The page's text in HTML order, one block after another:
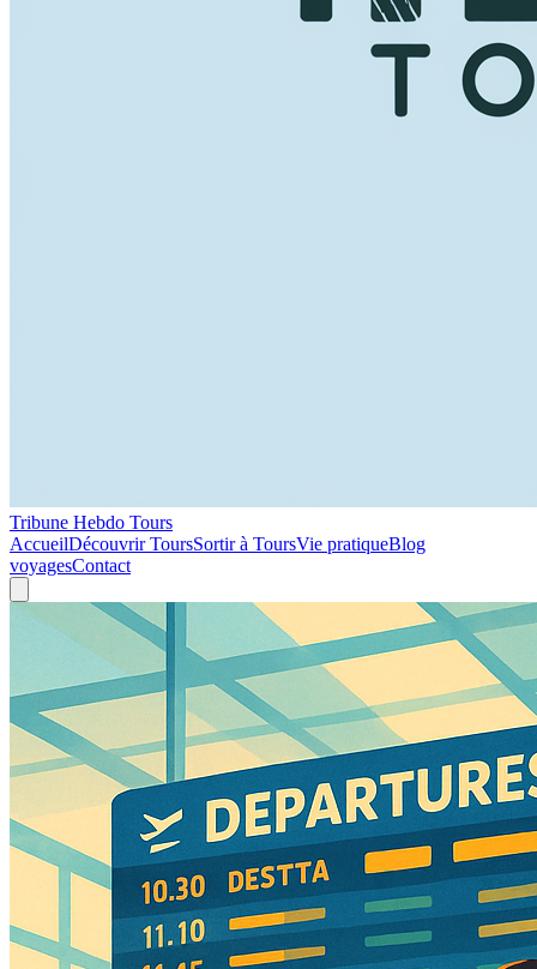
Tribune Hebdo Tours
AccueilDécouvrir ToursSortir à ToursVie pratiqueBlog
voyagesContact